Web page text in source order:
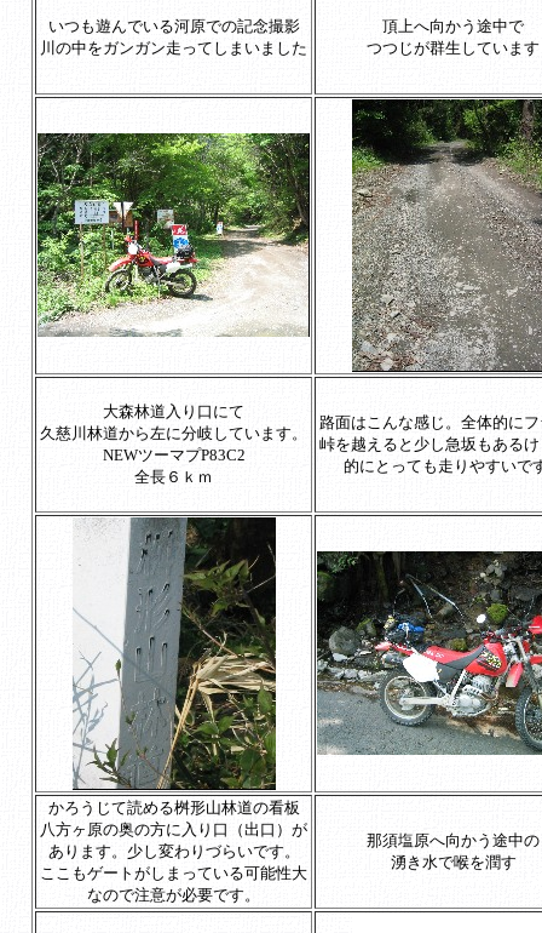
いつも遊んでいる河原での記念撮影
川の中をガンガン走ってしまいました
頂上へ向かう途中で
つつじが群生しています
大森林道入り口にて
久慈川林道から左に分岐しています。
NEWツーマプP83C2
全長６ｋｍ
路面はこんな感じ。全体的に
峠を越えると少し急坂もある
的にとっても走りやすいで
かろうじて読める桝形山林道の看板
八方ヶ原の奥の方に入り口（出口）が
あります。少し変わりづらいです。
ここもゲートがしまっている可能性大
なので注意が必要です。
那須塩原へ向かう途中の
湧き水で喉を潤す